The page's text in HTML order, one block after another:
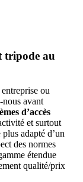
tripode au
ou
nous avant
d’accès
et surtout
adapté d’un
des normes
étendue
qualité/prix